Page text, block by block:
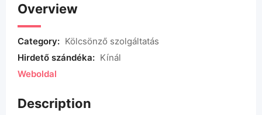
Overview
Category: Kölcsönző szolgáltatás
Hirdető szándéka: Kínál
Weboldal
Description